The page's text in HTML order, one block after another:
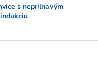
s nepriľnavým